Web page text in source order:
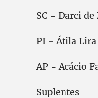
SC - Darci de
PI -Átila Lira
AP -Acácio
Suplentes